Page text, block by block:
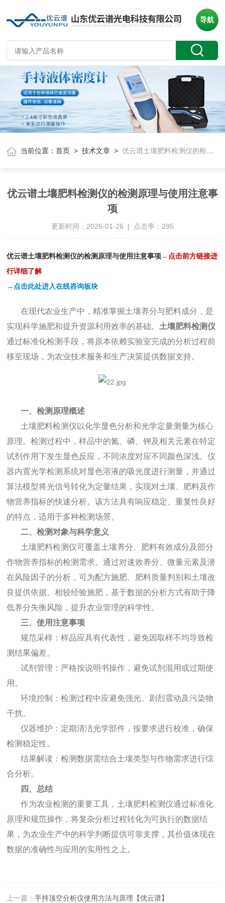
导航
当前位置：首页 >技术文章 >优云谱土壤肥料检测仪的检测原理与使用注意事项
优云谱土壤肥料检测仪的检测原理与使用注意事
项
更新时间：2026-01-26 | 点击率：295
优云谱土壤肥料检测仪的检测原理与使用注意事项← 点击前方链接进
行详细了解
→点击此处进入在线咨询板块
在现代农业生产中，精准掌握土壤养分与肥料成分，是
实现科学施肥和提升资源利用效率的基础。 土壤肥料检测仪
通过标准化检测手段，将原本依赖实验室完成的分析过程前
移至现场，为农业技术服务和生产决策提供数据支持。
一、检测原理概述
土壤肥料检测仪以化学显色分析和光学定量测量为核心
原理。检测过程中，样品中的氮、磷、钾及相关元素在特定
试剂作用下发生显色反应，不同浓度对应不同颜色深浅。仪
器内置光学检测系统对显色溶液的吸光度进行测量，并通过
算法模型将光信号转化为定量结果，实现对土壤、肥料及作
物营养指标的快速分析。该方法具有响应稳定、重复性良好
的特点，适用于多种检测场景。
二、检测对象与科学意义
土壤肥料检测仪可覆盖土壤养分、肥料有效成分及部分
作物营养指标的检测需求。通过对速效养分、微量元素及潜
在风险因子的分析，可为配方施肥、肥料质量判别和土壤改
良提供依据。相较经验施肥，基于数据的分析方式有助于降
低养分失衡风险，提升农业管理的科学性。
三、使用注意事项
规范采样：样品应具有代表性，避免因取样不均导致检
测结果偏差。
试剂管理：严格按说明书操作，避免试剂混用或过期使
用。
环境控制：检测过程中应避免强光、剧烈震动及污染物
干扰。
仪器维护：定期清洁光学部件，按要求进行校准，确保
检测稳定性。
结果解读：检测数据需结合土壤类型与作物需求进行综
合分析。
四、总结
作为农业检测的重要工具，土壤肥料检测仪通过标准化
原理和规范操作，将复杂分析过程转化为可执行的数据结
果，为农业生产中的科学判断提供可靠支撑，其价值体现在
数据的准确性与应用的实用性之上。
上一篇：手持顶空分析仪使用方法与原理【优云谱】